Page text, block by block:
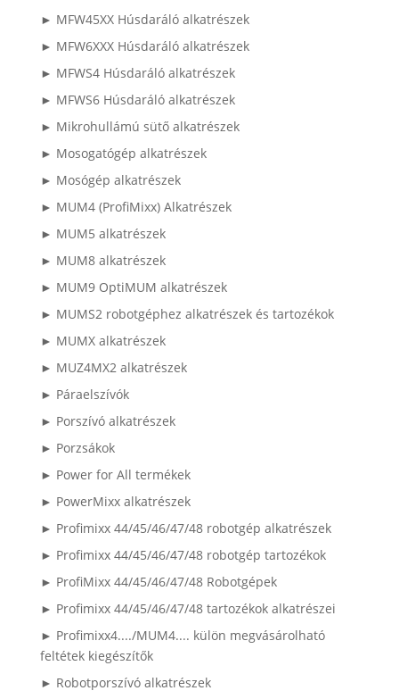
► MFW45XX Húsdaráló alkatrészek
► MFW6XXX Húsdaráló alkatrészek
► MFWS4 Húsdaráló alkatrészek
► MFWS6 Húsdaráló alkatrészek
► Mikrohullámú sütő alkatrészek
► Mosogatógép alkatrészek
► Mosógép alkatrészek
► MUM4 (ProfiMixx) Alkatrészek
► MUM5 alkatrészek
► MUM8 alkatrészek
► MUM9 OptiMUM alkatrészek
► MUMS2 robotgéphez alkatrészek és tartozékok
► MUMX alkatrészek
► MUZ4MX2 alkatrészek
► Páraelszívók
► Porszívó alkatrészek
► Porzsákok
► Power for All termékek
► PowerMixx alkatrészek
► Profimixx 44/45/46/47/48 robotgép alkatrészek
► Profimixx 44/45/46/47/48 robotgép tartozékok
► ProfiMixx 44/45/46/47/48 Robotgépek
► Profimixx 44/45/46/47/48 tartozékok alkatrészei
► Profimixx4..../MUM4.... külön megvásárolható
feltétek kiegészítők
► Robotporszívó alkatrészek